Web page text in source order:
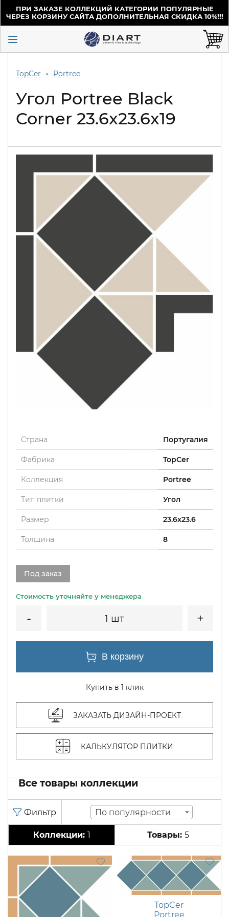
ПРИ ЗАКАЗЕ КОЛЛЕКЦИЙ КАТЕГОРИИ ПОПУЛЯРНЫЕ
ЧЕРЕЗ КОРЗИНУ САЙТА ДОПОЛНИТЕЛЬНАЯ СКИДКА 10%!!!
TopCer Portree
Угол Portree Black
Corner 23.6x23.6x19
Страна Португалия
Фабрика TopCer
Коллекция Portree
Тип плитки Угол
Размер 23.6x23.6
Толщина 8
Под заказ
1 шт
Купить в 1 клик
ЗАКАЗАТЬ ДИЗАЙН-ПРОЕКТ
КАЛЬКУЛЯТОР ПЛИТКИ
Все товары коллекции
По популярности
1 5
TopCer
Portree